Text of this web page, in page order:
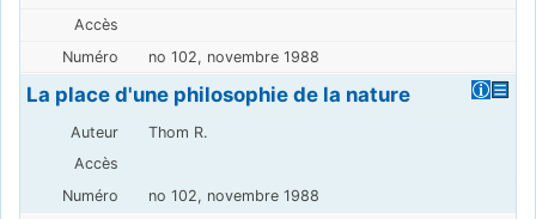
no 102, novembre 1988
La place d'une philosophie de la nature
Thom R.
no 102, novembre 1988